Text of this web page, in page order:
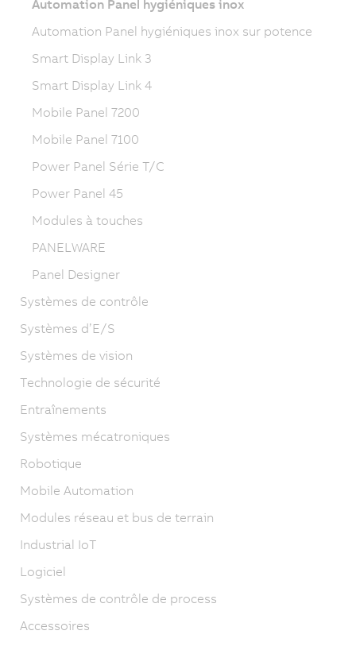
Automation Panel hygiéniques inox
Automation Panel hygiéniques inox sur potence
Smart Display Link 3
Smart Display Link 4
Mobile Panel 7200
Mobile Panel 7100
Power Panel Série T/C
Power Panel 45
Modules à touches
PANELWARE
Panel Designer
Systèmes de contrôle
Systèmes d’E/S
Systèmes de vision
Technologie de sécurité
Entraînements
Systèmes mécatroniques
Robotique
Mobile Automation
Modules réseau et bus de terrain
Industrial IoT
Logiciel
Systèmes de contrôle de process
Accessoires